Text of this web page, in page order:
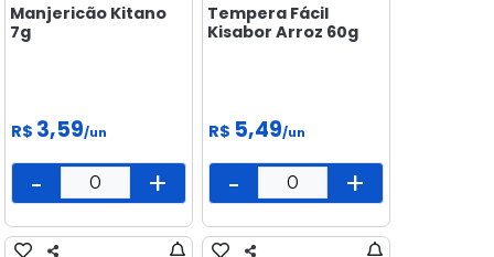
Manjericão Kitano
7g
R$ 3,59/un
- +
Tempera Fácil
Kisabor Arroz 60g
R$ 5,49/un
- +